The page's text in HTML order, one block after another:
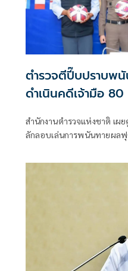
ตำรวจตีปี๊บปราบพ
ดำเนินคดีเจ้ามือ
สำนักงานตำรวจแห่งชาติ เ
ลักลอบเล่นการพนันทายผล
กับการพนันได้แล้ว 128 ราย